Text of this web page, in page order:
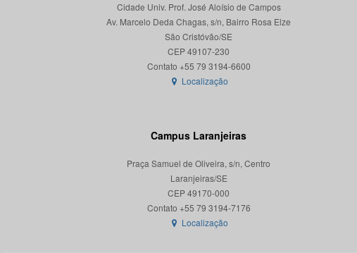
Cidade Univ. Prof. José Aloísio de Campos
Av. Marcelo Deda Chagas, s/n, Bairro Rosa Elze
São Cristóvão/SE
CEP 49107-230
Localização
Campus Laranjeiras
Praça Samuel de Oliveira, s/n, Centro
Laranjeiras/SE
CEP 49170-000
Localização